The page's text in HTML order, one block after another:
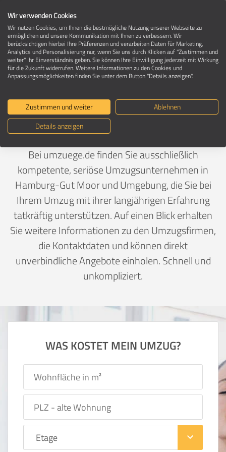
Umzugsunternehmen in 21079 Hamburg-
Gut Moor
Ein Umzug ist Vertrauenssache
Deutschland>Hamburg>
Bei umzuege.de finden Sie ausschließlich
kompetente, seriöse Umzugsunternehmen in
Hamburg-Gut Moor und Umgebung, die Sie bei
Ihrem Umzug mit ihrer langjährigen Erfahrung
tatkräftig unterstützen. Auf einen Blick erhalten
Sie weitere Informationen zu den Umzugsfirmen,
die Kontaktdaten und können direkt
unverbindliche Angebote einholen. Schnell und
unkompliziert.
WAS KOSTET MEIN UMZUG?
keyboard_arrow_down
Wir verwenden Cookies
Wir nutzen Cookies, um Ihnen die bestmögliche Nutzung unserer Webseite zu
ermöglichen und unsere Kommunikation mit Ihnen zu verbessern. Wir
berücksichtigen hierbei Ihre Präferenzen und verarbeiten Daten für Marketing,
Analytics und Personalisierung nur, wenn Sie uns durch Klicken auf "Zustimmen und
weiter" Ihr Einverständnis geben. Sie können Ihre Einwilligung jederzeit mit Wirkung
für die Zukunft widerrufen. Weitere Informationen zu den Cookies und
Anpassungsmöglichkeiten finden Sie unter dem Button "Details anzeigen".
Zustimmen und weiter
Ablehnen
Details anzeigen